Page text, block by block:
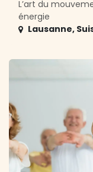
L’art du
énergie
Lausanne,